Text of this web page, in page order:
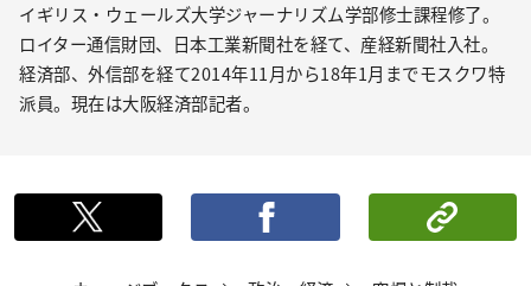
イギリス・ウェールズ大学ジャーナリズム学部修士課程修了。
ロイター通信財団、日本工業新聞社を経て、産経新聞社入社。
経済部、外信部を経て2014年11月から18年1月までモスクワ特
派員。現在は大阪経済部記者。
ポストする シ